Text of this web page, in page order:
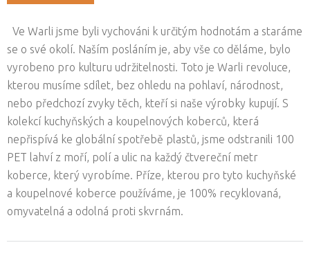
Ve Warli jsme byli vychováni k určitým hodnotám a staráme
se o své okolí. Naším posláním je, aby vše co děláme, bylo
vyrobeno pro kulturu udržitelnosti. Toto je Warli revoluce,
kterou musíme sdílet, bez ohledu na pohlaví, národnost,
nebo předchozí zvyky těch, kteří si naše výrobky kupují. S
kolekcí kuchyňských a koupelnových koberců, která
nepřispívá ke globální spotřebě plastů, jsme odstranili 100
PET lahví z moří, polí a ulic na každý čtvereční metr
koberce, který vyrobíme. Příze, kterou pro tyto kuchyňské
a koupelnové koberce používáme, je 100% recyklovaná,
omyvatelná a odolná proti skvrnám.